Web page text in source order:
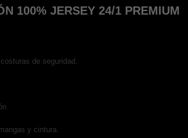
100% JERSEY 24/1 PREMIUM
de seguridad.
y cintura.